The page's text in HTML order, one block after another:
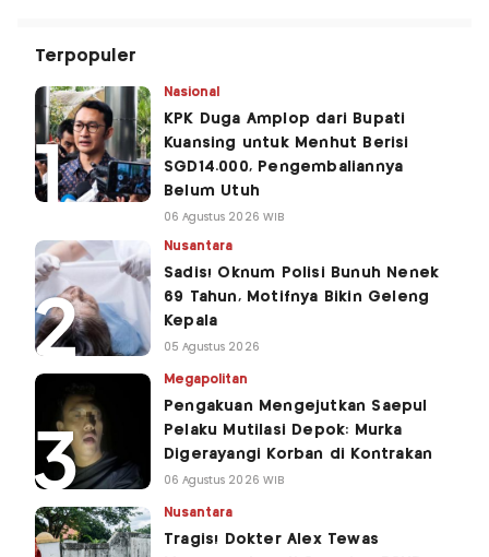
Terpopuler
Nasional
KPK Duga Amplop dari Bupati
Kuansing untuk Menhut Berisi
SGD14.000, Pengembaliannya
Belum Utuh
06 Agustus 2026 WIB
Nusantara
Sadis! Oknum Polisi Bunuh Nenek
69 Tahun, Motifnya Bikin Geleng
Kepala
05 Agustus 2026
Megapolitan
Pengakuan Mengejutkan Saepul
Pelaku Mutilasi Depok: Murka
Digerayangi Korban di Kontrakan
06 Agustus 2026 WIB
Nusantara
Tragis! Dokter Alex Tewas